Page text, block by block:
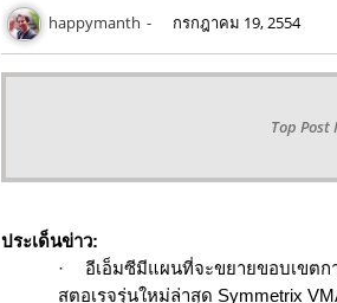
happymanth กรกฎาคม 19, 2554
Top Post
ประเด็นข่าว:
·
อีเอ็มซีมีแผนที่จะขยายขอบเขตก
สตอเรจรุ่นใหม่ล่าสุด Symmetrix